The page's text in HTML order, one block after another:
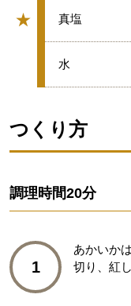
★
グループ
★
真塩
★
水
つくり方
調理時間20分
1
あかいか
切り、紅